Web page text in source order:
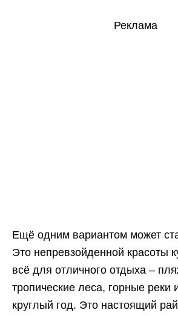
Реклама
Ещё одним вариантом может
Это непревзойденной красоты
всё для отличного отдыха –
тропические леса, горные реки
круглый год. Это настоящий